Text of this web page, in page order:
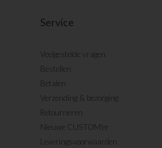
Service
Veelgestelde vragen
Bestellen
Betalen
Verzending & bezorging
Retourneren
Nieuwe CUSTOM'er
Leveringsvoorwaarden